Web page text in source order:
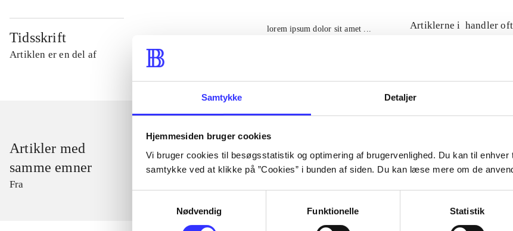
Samtykke Detaljer
Hjemmesiden bruger cookies
Vi bruger cookies til besøgsstatistik og optimering af brugervenlighed. Du kan til
samtykke ved at klikke på ”Cookies” i bunden af siden. Du kan læse mere om de
Nødvendig
Funktionelle Statistik
Tidsskrift
Artiklen er en del af
lorem ipsum dolor sit amet ...
Artiklerne i handler
Artikler med
samme emner
Fra